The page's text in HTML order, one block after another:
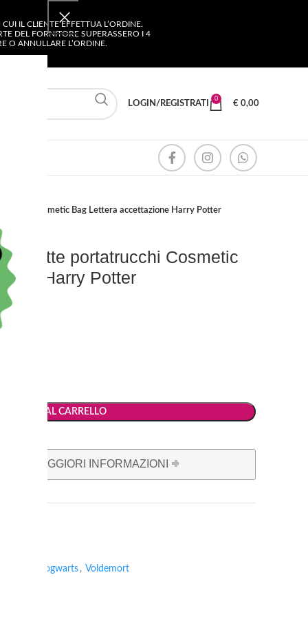
IL CLIENTE EFFETTUA L’ORDINE.
DEL FORNITORE SUPERASSERO I 4
O ANNULLARE L’ORDINE.
LOGIN/REGISTRATI
0
€ 0,00
Cosmetic Bag Lettera accettazione Harry Potter
portatrucchi Cosmetic
Harry Potter
AL CARRELLO
PER MAGGIORI INFORMAZIONI
Hogwarts , Voldemort